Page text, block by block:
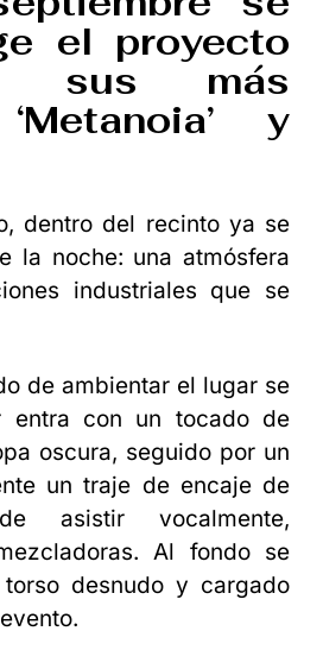
el proyecto
sus más
y
dentro del recinto ya se
la noche: una atmósfera
industriales que se
de ambientar el lugar se
entra con un tocado de
oscura, seguido por un
un traje de encaje de
asistir vocalmente,
Al fondo se
desnudo y cargado